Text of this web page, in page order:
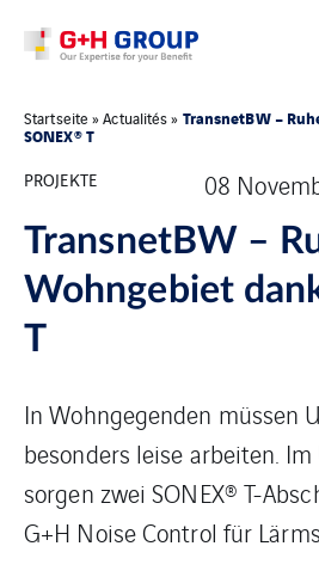
Startseite »Actualités» TransnetBW –
SONEX® T
PROJEKTE
08
TransnetBW –
Wohngebiet
T
In Wohngegenden müssen
besonders leise arbeiten.
sorgen zwei SONEX® T-
G+H Noise Control für